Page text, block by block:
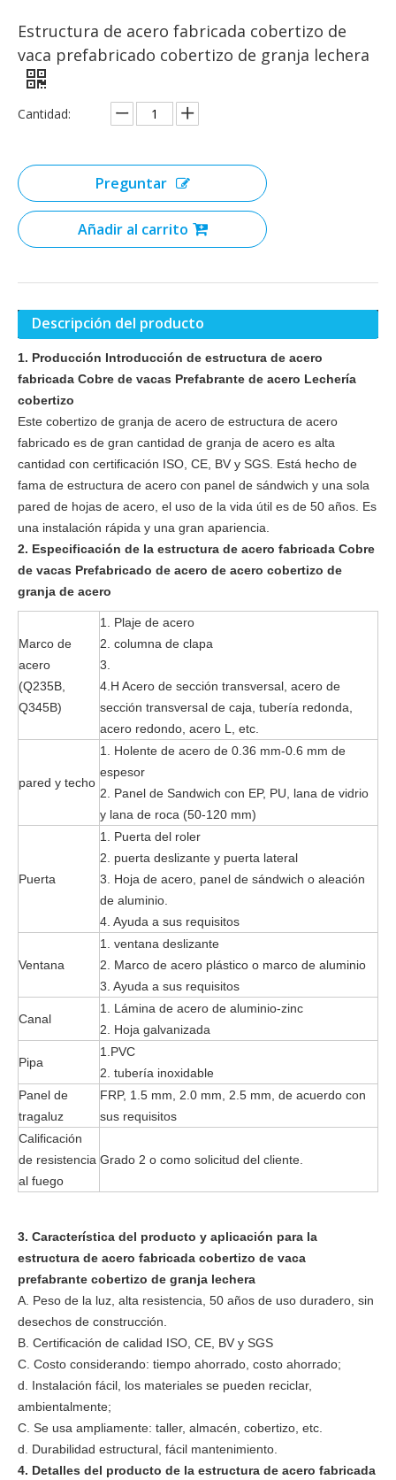
Estructura de acero fabricada cobertizo de
vaca prefabricado cobertizo de granja lechera
Cantidad:
Preguntar
Añadir al carrito
Descripción del producto
1. Producción Introducción de estructura de acero
fabricada Cobre de vacas Prefabrante de acero Lechería
cobertizo
Este cobertizo de granja de acero de estructura de acero
fabricado es de gran cantidad de granja de acero es alta
cantidad con certificación ISO, CE, BV y SGS. Está hecho de
fama de estructura de acero con panel de sándwich y una sola
pared de hojas de acero, el uso de la vida útil es de 50 años. Es
una instalación rápida y una gran apariencia.
2. Especificación de la estructura de acero fabricada Cobre
de vacas Prefabricado de acero de acero cobertizo de
granja de acero
Marco de
acero
(Q235B,
Q345B)
1. Plaje de acero
2. columna de clapa
3.
4.H Acero de sección transversal, acero de
sección transversal de caja, tubería redonda,
acero redondo, acero L, etc.
pared y techo
1. Holente de acero de 0.36 mm-0.6 mm de
espesor
2. Panel de Sandwich con EP, PU, ​​lana de vidrio
y lana de roca (50-120 mm)
Puerta
1. Puerta del roler
2. puerta deslizante y puerta lateral
3. Hoja de acero, panel de sándwich o aleación
de aluminio.
4. Ayuda a sus requisitos
Ventana
1. ventana deslizante
2. Marco de acero plástico o marco de aluminio
3. Ayuda a sus requisitos
Canal
1. Lámina de acero de aluminio-zinc
2. Hoja galvanizada
Pipa
1.PVC
2. tubería inoxidable
Panel de
tragaluz
FRP, 1.5 mm, 2.0 mm, 2.5 mm, de acuerdo con
sus requisitos
Calificación
de resistencia
al fuego
Grado 2 o como solicitud del cliente.
3. Característica del producto y aplicación para la
estructura de acero fabricada cobertizo de vaca
prefabrante cobertizo de granja lechera
A. Peso de la luz, alta resistencia, 50 años de uso duradero, sin
desechos de construcción.
B. Certificación de calidad ISO, CE, BV y SGS
C. Costo considerando: tiempo ahorrado, costo ahorrado;
d. Instalación fácil, los materiales se pueden reciclar,
ambientalmente;
C. Se usa ampliamente: taller, almacén, cobertizo, etc.
d. Durabilidad estructural, fácil mantenimiento.
4. Detalles del producto de la estructura de acero fabricada